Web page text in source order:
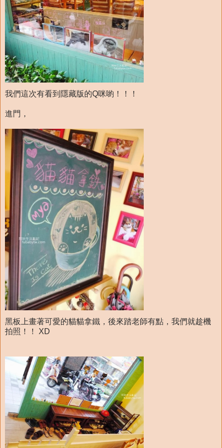
我們這次有看到隱藏版的Q咪喲！！！
進門，
黑板上畫著可愛的貓貓拿鐵，後來踏老師有點，我們就趁機
拍照！！ XD